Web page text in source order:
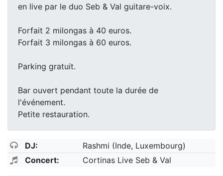
en live par le duo Seb & Val guitare-voix.
Forfait 2 milongas à 40 euros.
Forfait 3 milongas à 60 euros.
Parking gratuit.
Bar ouvert pendant toute la durée de
l'événement.
Petite restauration.
DJ:
Rashmi (Inde, Luxembourg)
Concert:
Cortinas Live Seb & Val